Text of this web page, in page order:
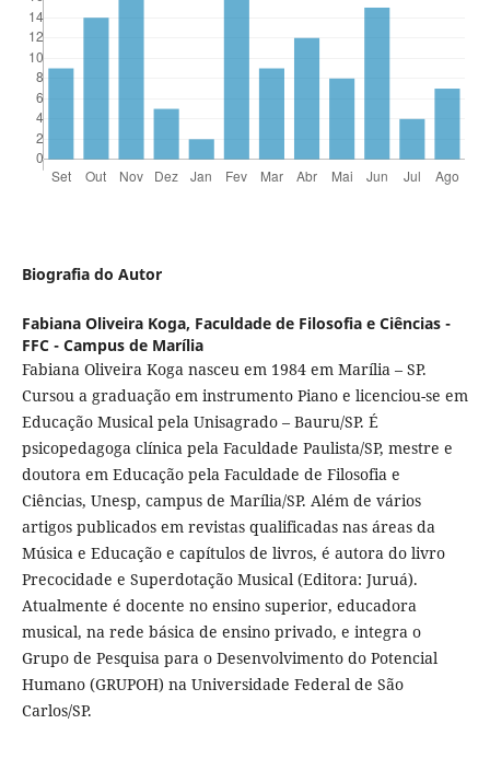
Biografia do Autor
Fabiana Oliveira Koga, Faculdade de Filosofia e Ciências -
FFC - Campus de Marília
Fabiana Oliveira Koga nasceu em 1984 em Marília – SP.
Cursou a graduação em instrumento Piano e licenciou-se em
Educação Musical pela Unisagrado – Bauru/SP. É
psicopedagoga clínica pela Faculdade Paulista/SP, mestre e
doutora em Educação pela Faculdade de Filosofia e
Ciências, Unesp, campus de Marília/SP. Além de vários
artigos publicados em revistas qualificadas nas áreas da
Música e Educação e capítulos de livros, é autora do livro
Precocidade e Superdotação Musical (Editora: Juruá).
Atualmente é docente no ensino superior, educadora
musical, na rede básica de ensino privado, e integra o
Grupo de Pesquisa para o Desenvolvimento do Potencial
Humano (GRUPOH) na Universidade Federal de São
Carlos/SP.